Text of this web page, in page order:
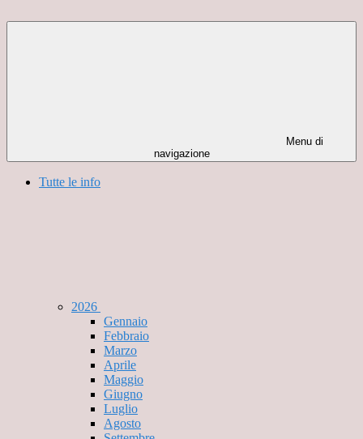
Menu di
navigazione
Tutte le info
2026
Gennaio
Febbraio
Marzo
Aprile
Maggio
Giugno
Luglio
Agosto